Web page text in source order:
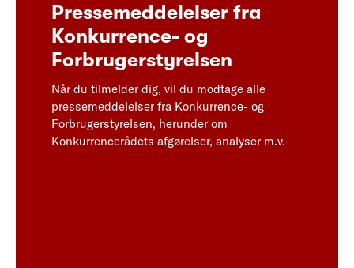
Pressemeddelelser fra
Konkurrence- og
Forbrugerstyrelsen
Når du tilmelder dig, vil du modtage alle
pressemeddelelser fra Konkurrence- og
Forbrugerstyrelsen, herunder om
Konkurrencerådets afgørelser, analyser m.v.